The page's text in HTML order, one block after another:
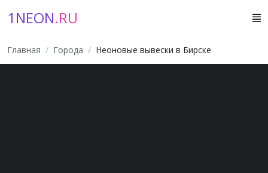
1NEON.RU
Главная Города Неоновые вывески в Бирске